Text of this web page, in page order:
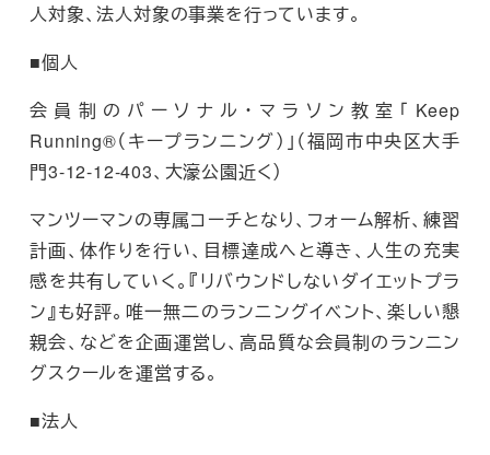
人対象、法人対象の事業を行っています。
■個人
会員制のパーソナル・マラソン教室「Keep
Running®（キープランニング）」（福岡市中央区大手
門3-12-12-403、大濠公園近く）
マンツーマンの専属コーチとなり、フォーム解析、練習
計画、体作りを行い、目標達成へと導き、人生の充実
感を共有していく。『リバウンドしないダイエットプラ
ン』も好評。唯一無二のランニングイベント、楽しい懇
親会、などを企画運営し、高品質な会員制のランニン
グスクールを運営する。
■法人